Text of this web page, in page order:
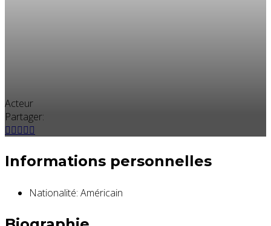
Acteur
Partager:
Informations personnelles
Nationalité: Américain